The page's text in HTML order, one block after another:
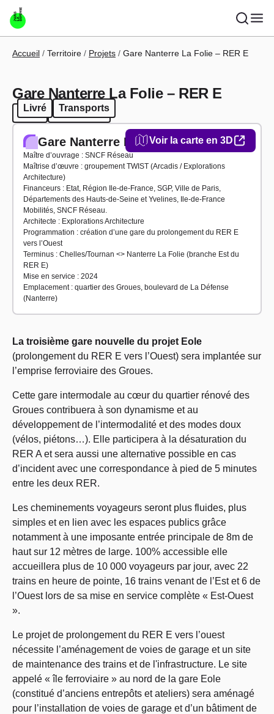
Aller au contenu principal
Fil d'Ariane
Accueil Territoire Projets Gare Nanterre La Folie – RER E
Gare Nanterre La Folie – RER E
Livré Transports
Voir la carte en 3D
Livré Transports
Gare Nanterre La Folie – RER E
Maître d’ouvrage : SNCF Réseau
Maîtrise d’œuvre : groupement TWIST (Arcadis / Explorations
Architecture)
Financeurs : Etat, Région Ile-de-France, SGP, Ville de Paris,
Départements des Hauts-de-Seine et Yvelines, Ile-de-France
Mobilités, SNCF Réseau.
Architecte : Explorations Architecture
Programmation : création d’une gare du prolongement du RER E
vers l’Ouest
Terminus : Chelles/Tournan <> Nanterre La Folie (branche Est du
RER E)
Mise en service : 2024
Emplacement : quartier des Groues, boulevard de La Défense
(Nanterre)
La troisième gare nouvelle du projet Eole
(prolongement du RER E vers l’Ouest) sera implantée sur
l’emprise ferroviaire des Groues.
Cette gare intermodale au cœur du quartier rénové des
Groues contribuera à son dynamisme et au
développement de l’intermodalité et des modes doux
(vélos, piétons…). Elle participera à la désaturation du
RER A et sera aussi une alternative possible en cas
d’incident avec une correspondance à pied de 5 minutes
entre les deux RER.
Les cheminements voyageurs seront plus fluides, plus
simples et en lien avec les espaces publics grâce
notamment à une imposante entrée principale de 8m de
haut sur 12 mètres de large. 100% accessible elle
accueillera plus de 10 000 voyageurs par jour, avec 22
trains en heure de pointe, 16 trains venant de l’Est et 6 de
l’Ouest lors de sa mise en service complète « Est-Ouest
».
Le projet de prolongement du RER E vers l’ouest
nécessite l’aménagement de voies de garage et un site
de maintenance des trains et de l'infrastructure. Le site
appelé « île ferroviaire » au nord de la gare Eole
(constitué d’anciens entrepôts et ateliers) sera aménagé
pour l’installation de voies de garage et d’un bâtiment de